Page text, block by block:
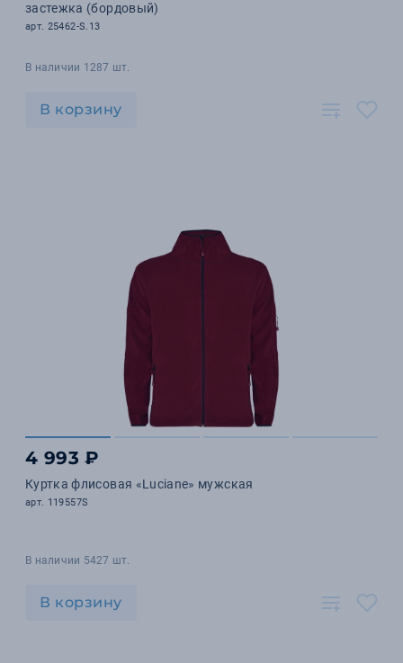
застежка (бордовый)
арт. 25462-S.13
В наличии 1287 шт.
В корзину
4 993 ₽
Куртка флисовая «Luciane» мужская
арт. 119557S
В наличии 5427 шт.
В корзину